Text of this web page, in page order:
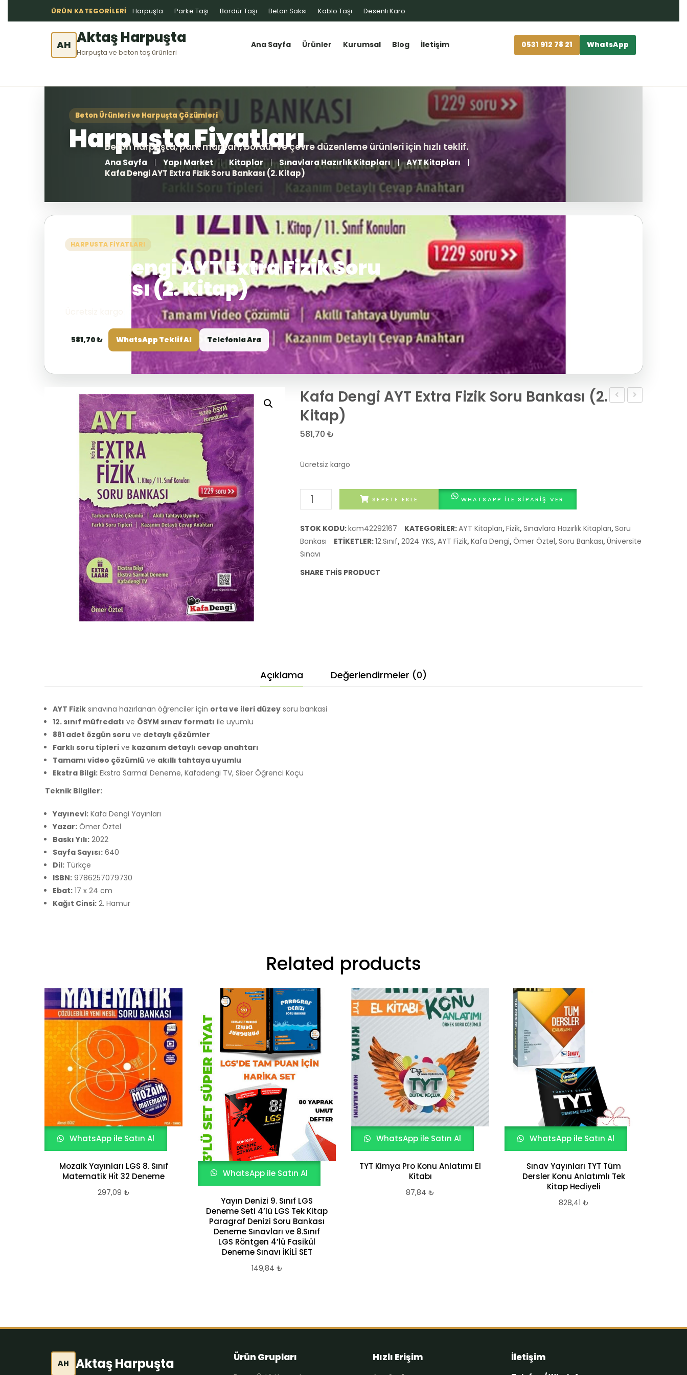
ÜRÜN KATEGORILERI Harpuşta Parke Taşı Bordür Taşı Beton Saksı Kablo Taşı Desenli Karo
AH Aktaş Harpuşta
Harpuşta ve beton taş ürünleri
Ana Sayfa Ürünler Kurumsal Blog İletişim 0531 912 78 21 WhatsApp
Ana Sayfa Yapı Market Kitaplar Sınavlara Hazırlık Kitapları
AYT Kitapları
Kafa Dengi AYT Extra Fizik Soru Bankası (2. Kitap)
HARPUSTA FIYATLARI
Kafa Dengi AYT Extra Fizik Soru
Bankası (2. Kitap)
581,70 ₺ WhatsApp Teklif Al Telefonla Ara
Kafa Dengi AYT Extra Fizik Soru Bankası (2.
Kitap)
581,70 ₺
Ücretsiz kargo
Kafa
Dengi
Extra
Fizik
Soru
Bankası
SEPETE EKLE WHATSAPP ILE SIPARIŞ VER
STOK KODU:kcm42292167 KATEGORILER:AYT Kitapları,Fizik,Sınavlara Hazırlık Kitapları,Soru
Bankası
ETIKETLER:12.Sınıf,2024 YKS,AYT Fizik,Kafa Dengi,Ömer Öztel,Soru Bankası,Üniversite
Sınavı
SHARE THIS PRODUCT
Açıklama Değerlendirmeler (0)
AYT Fizik sınavına hazırlanan öğrenciler için orta ve ileri düzey soru bankasi
12. sınıf müfredatı ve ÖSYM sınav formatı ile uyumlu
881 adet özgün soru ve detaylı çözümler
Farklı soru tipleri ve kazanım detaylı cevap anahtarı
Tamamı video çözümlü ve akıllı tahtaya uyumlu
Ekstra Bilgi: Ekstra Sarmal Deneme, Kafadengi TV, Siber Öğrenci Koçu
Teknik Bilgiler:
Yayınevi: Kafa Dengi Yayınları
Yazar: Ömer Öztel
Baskı Yılı: 2022
Sayfa Sayısı: 640
Dil: Türkçe
ISBN: 9786257079730
Ebat: 17 x 24 cm
Kağıt Cinsi: 2. Hamur
Related products
WhatsApp ile Satın Al
Mozaik Yayınları LGS 8. Sınıf
Matematik Hi̇t 32 Deneme
297,09 ₺
WhatsApp ile Satın Al
Yayın Denizi 9. Sınıf LGS
Deneme Seti 4’lü LGS Tek Kitap
Paragraf Denizi Soru Bankası
Deneme Sınavları ve 8.Sınıf
LGS Röntgen 4’lü Fasikül
Deneme Sınavı İKİLİ SET
149,84 ₺
WhatsApp ile Satın Al
TYT Kimya Pro Konu Anlatımı El
Kitabı
87,84 ₺
WhatsApp ile Satın Al
Sınav Yayınları TYT Tüm
Dersler Konu Anlatımlı Tek
Kitap Hediyeli
828,41 ₺
AH Aktaş Harpuşta Ürün Grupları Hızlı Erişim İletişim